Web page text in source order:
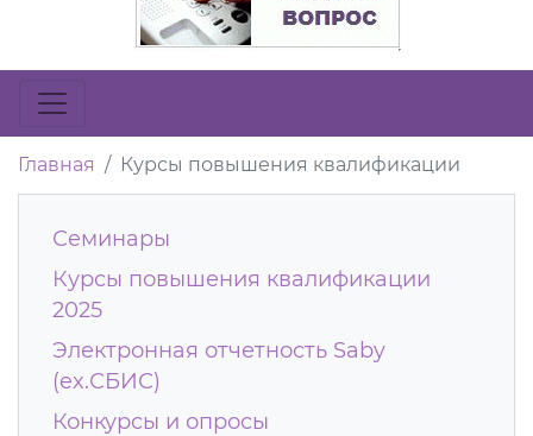
Главная Курсы повышения квалификации
Семинары
Курсы повышения квалификации
2025
Электронная отчетность Saby
(ex.СБИС)
Конкурсы и опросы